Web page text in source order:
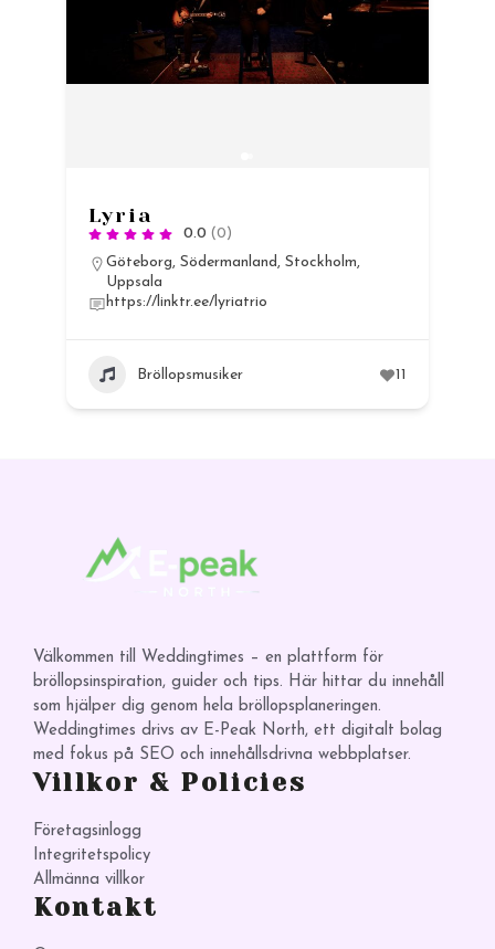
Lyria
0.0 (0)
Göteborg, Södermanland, Stockholm,
Uppsala
https://linktr.ee/lyriatrio
Bröllopsmusiker 11
Välkommen till Weddingtimes – en plattform för
bröllopsinspiration, guider och tips. Här hittar du innehåll
som hjälper dig genom hela bröllopsplaneringen.
Weddingtimes drivs av E-Peak North, ett digitalt bolag
med fokus på SEO och innehållsdrivna webbplatser.
Villkor & Policies
Företagsinlogg
Integritetspolicy
Allmänna villkor
Kontakt